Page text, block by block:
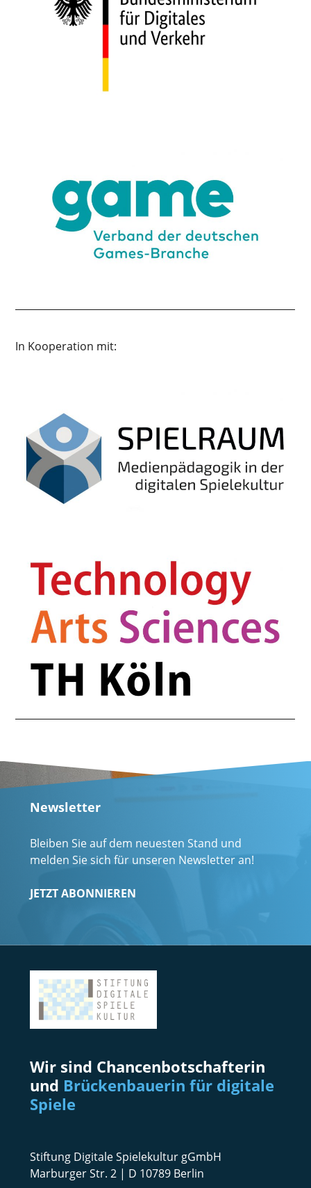
In Kooperation mit:
Newsletter
Bleiben Sie auf dem neuesten Stand und
melden Sie sich für unseren Newsletter an!
JETZT ABONNIEREN
Wir sind Chancenbotschafterin
und Brückenbauerin für digitale
Spiele
Stiftung Digitale Spielekultur gGmbH
Marburger Str. 2 | D 10789 Berlin